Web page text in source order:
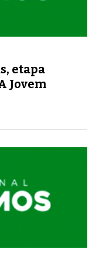
etapa
Jovem